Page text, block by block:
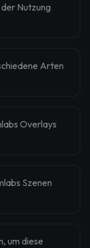
Nutzung
Arten
Overlays
Szenen
um diese